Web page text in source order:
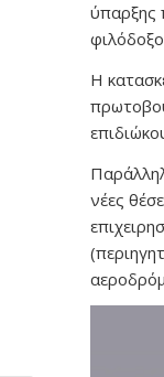
ύπαρξης
Η
νέες